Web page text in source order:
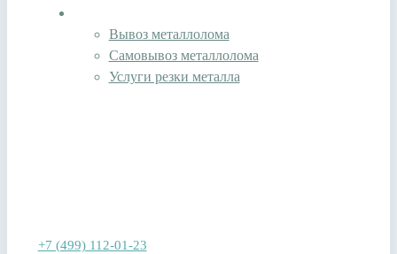
Вывоз металлолома
Самовывоз металлолома
Услуги резки металла
+7 (499) 112-01-23